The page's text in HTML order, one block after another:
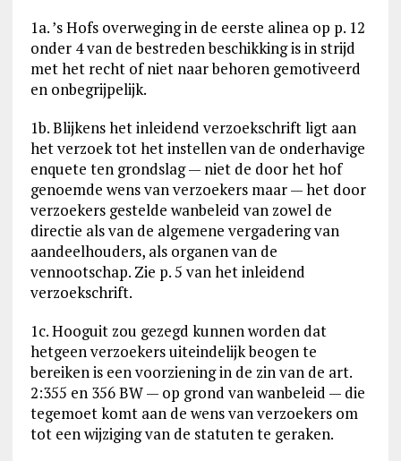
1a. ’s Hofs overweging in de eerste alinea op p. 12
onder 4 van de bestreden beschikking is in strijd
met het recht of niet naar behoren gemotiveerd
en onbegrijpelijk.
1b. Blijkens het inleidend verzoekschrift ligt aan
het verzoek tot het instellen van de onderhavige
enquete ten grondslag — niet de door het hof
genoemde wens van verzoekers maar — het door
verzoekers gestelde wanbeleid van zowel de
directie als van de algemene vergadering van
aandeelhouders, als organen van de
vennootschap. Zie p. 5 van het inleidend
verzoekschrift.
1c. Hooguit zou gezegd kunnen worden dat
hetgeen verzoekers uiteindelijk beogen te
bereiken is een voorziening in de zin van de art.
2:355 en 356 BW — op grond van wanbeleid — die
tegemoet komt aan de wens van verzoekers om
tot een wijziging van de statuten te geraken.